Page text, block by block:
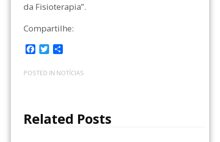
da Fisioterapia”.
Compartilhe:
c
e
k
i
t
m
p
i
POSTED IN NOTÍCIAS
Related Posts